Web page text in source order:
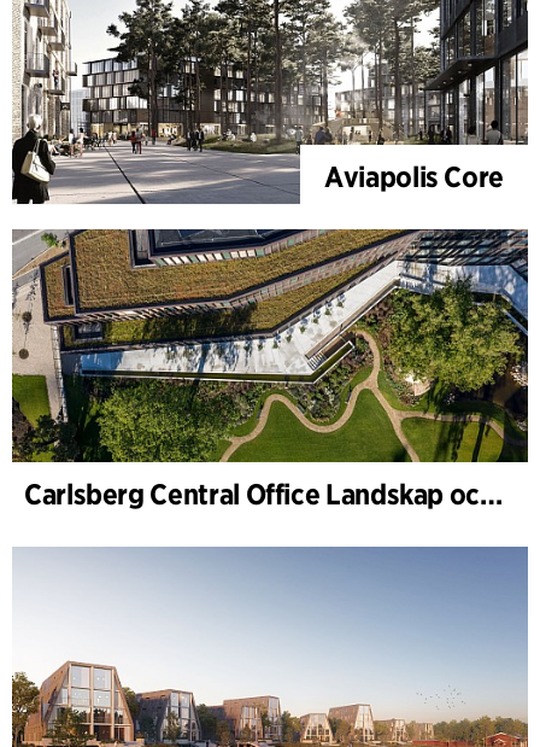
Aviapolis Core
Carlsberg Central Office Landskap och renovering av Carl Jacobsens trädgård